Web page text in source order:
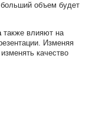
объем будет
также влияют на
Изменяя
качество